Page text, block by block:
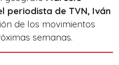
periodista de TVN, Iván
de los movimientos
semanas.